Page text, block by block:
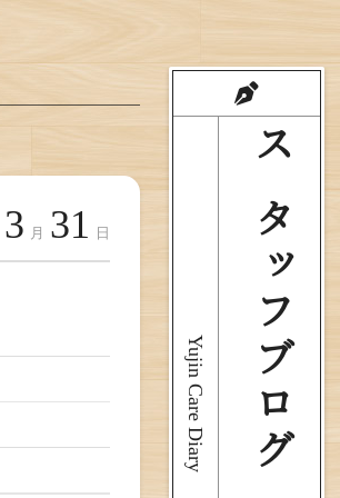
スタッフブログ
Yujin Care Diary
3 月 31 日